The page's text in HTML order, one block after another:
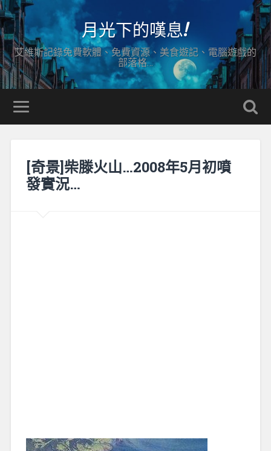
月光下的嘆息!
艾維斯記錄免費軟體、免費資源、美食遊記、電腦遊戲的
部落格…
[奇景]柴滕火山…2008年5月初噴
發實況…